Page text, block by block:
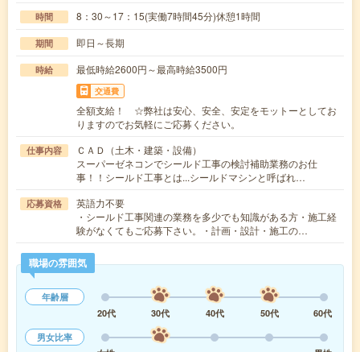
時間 8：30～17：15(実働7時間45分)休憩1時間
期間 即日～長期
時給 最低時給2600円～最高時給3500円
交通費
全額支給！ ☆弊社は安心、安全、安定をモットーとしてお
りますのでお気軽にご応募ください。
仕事内容
ＣＡＤ（土木・建築・設備）
スーパーゼネコンでシールド工事の検討補助業務のお仕
事！！シールド工事とは...シールドマシンと呼ばれ…
応募資格
英語力不要
・シールド工事関連の業務を多少でも知識がある方・施工経
験がなくてもご応募下さい。・計画・設計・施工の…
職場の雰囲気
年齢層
20代
30代 40代 50代
60代
男女比率